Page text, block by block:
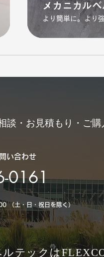
メカニカル
より簡単に。より
談・お見積もり・ご
い合わせ
0161
（土・日・祝日を除く）
ルテックは